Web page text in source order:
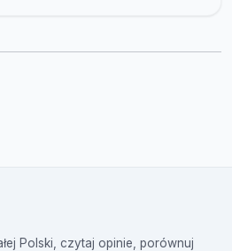
Polski, czytaj opinie, porównuj